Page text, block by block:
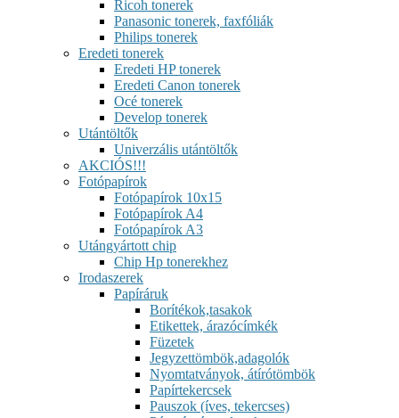
Ricoh tonerek
Panasonic tonerek, faxfóliák
Philips tonerek
Eredeti tonerek
Eredeti HP tonerek
Eredeti Canon tonerek
Océ tonerek
Develop tonerek
Utántöltők
Univerzális utántöltők
AKCIÓS!!!
Fotópapírok
Fotópapírok 10x15
Fotópapírok A4
Fotópapírok A3
Utángyártott chip
Chip Hp tonerekhez
Irodaszerek
Papíráruk
Borítékok,tasakok
Etikettek, árazócímkék
Füzetek
Jegyzettömbök,adagolók
Nyomtatványok, átírótömbök
Papírtekercsek
Pauszok (íves, tekercses)